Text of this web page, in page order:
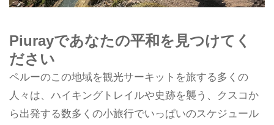
Piurayであなたの平和を見つけてく
ださい
ペルーのこの地域を観光サーキットを旅する多くの
人々は、ハイキングトレイルや史跡を襲う、クスコか
ら出発する数多くの小旅行でいっぱいのスケジュール